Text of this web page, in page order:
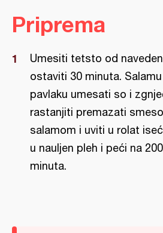
Priprema
Umesiti tetsto od
ostaviti 30 minuta.
pavlaku umesati so i
rastanjiti premazati
salamom i uviti u rolat
u nauljen pleh i peći na
minuta.